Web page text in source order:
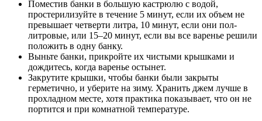
Поместив банки в большую кастрюлю с водой,
простерилизуйте в течение 5 минут, если их объем не
превышает четверти литра, 10 минут, если они пол-
литровые, или 15–20 минут, если вы все варенье решили
положить в одну банку.
Выньте банки, прикройте их чистыми крышками и
дождитесь, когда варенье остынет.
Закрутите крышки, чтобы банки были закрыты
герметично, и уберите на зиму. Хранить джем лучше в
прохладном месте, хотя практика показывает, что он не
портится и при комнатной температуре.